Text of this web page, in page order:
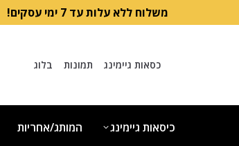
משלוח ללא עלות עד 7 ימי עסקים!
כסאות גיימינג תמונות בלוג
כיסאות גיימינג המותג/אחריות